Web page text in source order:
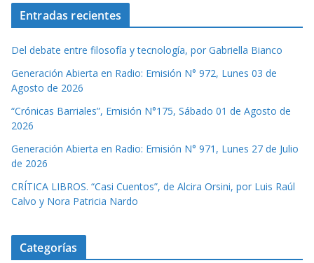
Entradas recientes
Del debate entre filosofía y tecnología, por Gabriella Bianco
Generación Abierta en Radio: Emisión N° 972, Lunes 03 de
Agosto de 2026
“Crónicas Barriales”, Emisión N°175, Sábado 01 de Agosto de
2026
Generación Abierta en Radio: Emisión N° 971, Lunes 27 de Julio
de 2026
CRÍTICA LIBROS. “Casi Cuentos”, de Alcira Orsini, por Luis Raúl
Calvo y Nora Patricia Nardo
Categorías